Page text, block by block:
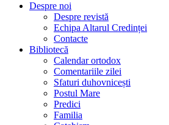
Despre noi
Despre revistă
Echipa Altarul Credinței
Contacte
Bibliotecă
Calendar ortodox
Comentariile zilei
Sfaturi duhovnicești
Postul Mare
Predici
Familia